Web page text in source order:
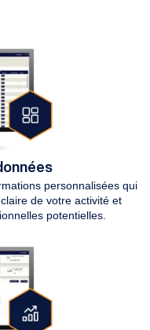
personnalisées qui
de votre activité et
potentielles.